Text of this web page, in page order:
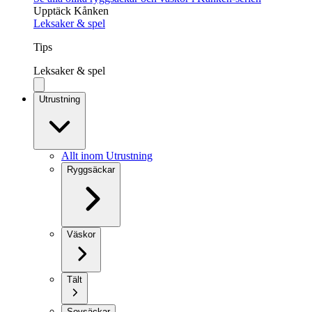
Upptäck Kånken
Leksaker & spel
Tips
Leksaker & spel
Utrustning
Allt inom Utrustning
Ryggsäckar
Väskor
Tält